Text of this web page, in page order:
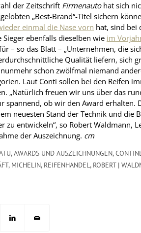
der Zeitschrift Firmenautohat sich
„Best-Brand“-Titel sichern
einmal die Nase vorn hat, sind bei
Sieger ebenfalls dieselben wie im
– so das Blatt – „Unternehmen, die
Qualität liefern, sich
schon zwölfmal niemand
Laut Conti sollen bei den Reifen
„Natürlich freuen wir uns über das
spannend, ob wir den Award
neuesten Stand der Technik und die
zu entwickeln“, so Robert Waldmann,
der Auszeichnung. cm
,AWARDS UND AUSZEICHNUNGEN,
, MICHELIN, REIFENHANDEL, ROBERT |